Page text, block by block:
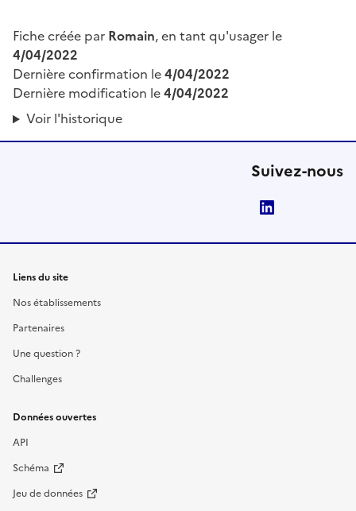
Fiche créée par Romain, en tant qu'usager le
4/04/2022
Dernière confirmation le4/04/2022
Dernière modification le4/04/2022
Voir l'historique
Suivez-nous
Liens du site
Nos établissements
Partenaires
Une question ?
Challenges
Données ouvertes
API
Schéma
Jeu de données